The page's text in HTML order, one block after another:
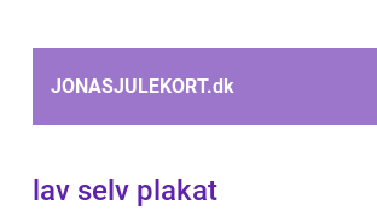
JONASJULEKORT.dk
lav selv plakat